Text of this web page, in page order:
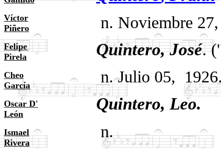
Víctor
Piñero
Felipe
Pirela
Cheo
García
Oscar D'
León
Ismael
Rivera
n. Noviembre 27,
Quintero, José.
n. Julio 05,
Quintero,Leo.
n.